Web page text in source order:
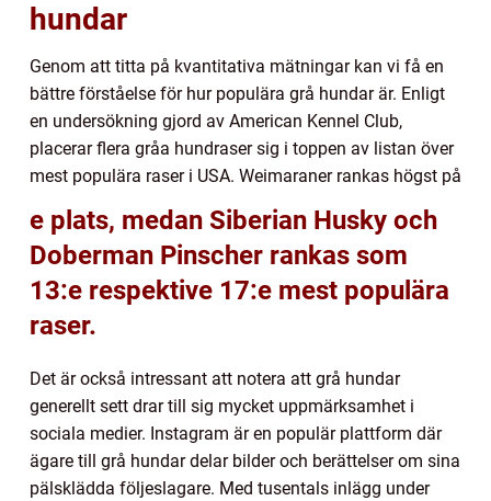
hundar
Genom att titta på kvantitativa mätningar kan vi få en
bättre förståelse för hur populära grå hundar är. Enligt
en undersökning gjord av American Kennel Club,
placerar flera gråa hundraser sig i toppen av listan över
mest populära raser i USA. Weimaraner rankas högst på
e plats, medan Siberian Husky och
Doberman Pinscher rankas som
13:e respektive 17:e mest populära
raser.
Det är också intressant att notera att grå hundar
generellt sett drar till sig mycket uppmärksamhet i
sociala medier. Instagram är en populär plattform där
ägare till grå hundar delar bilder och berättelser om sina
pälsklädda följeslagare. Med tusentals inlägg under